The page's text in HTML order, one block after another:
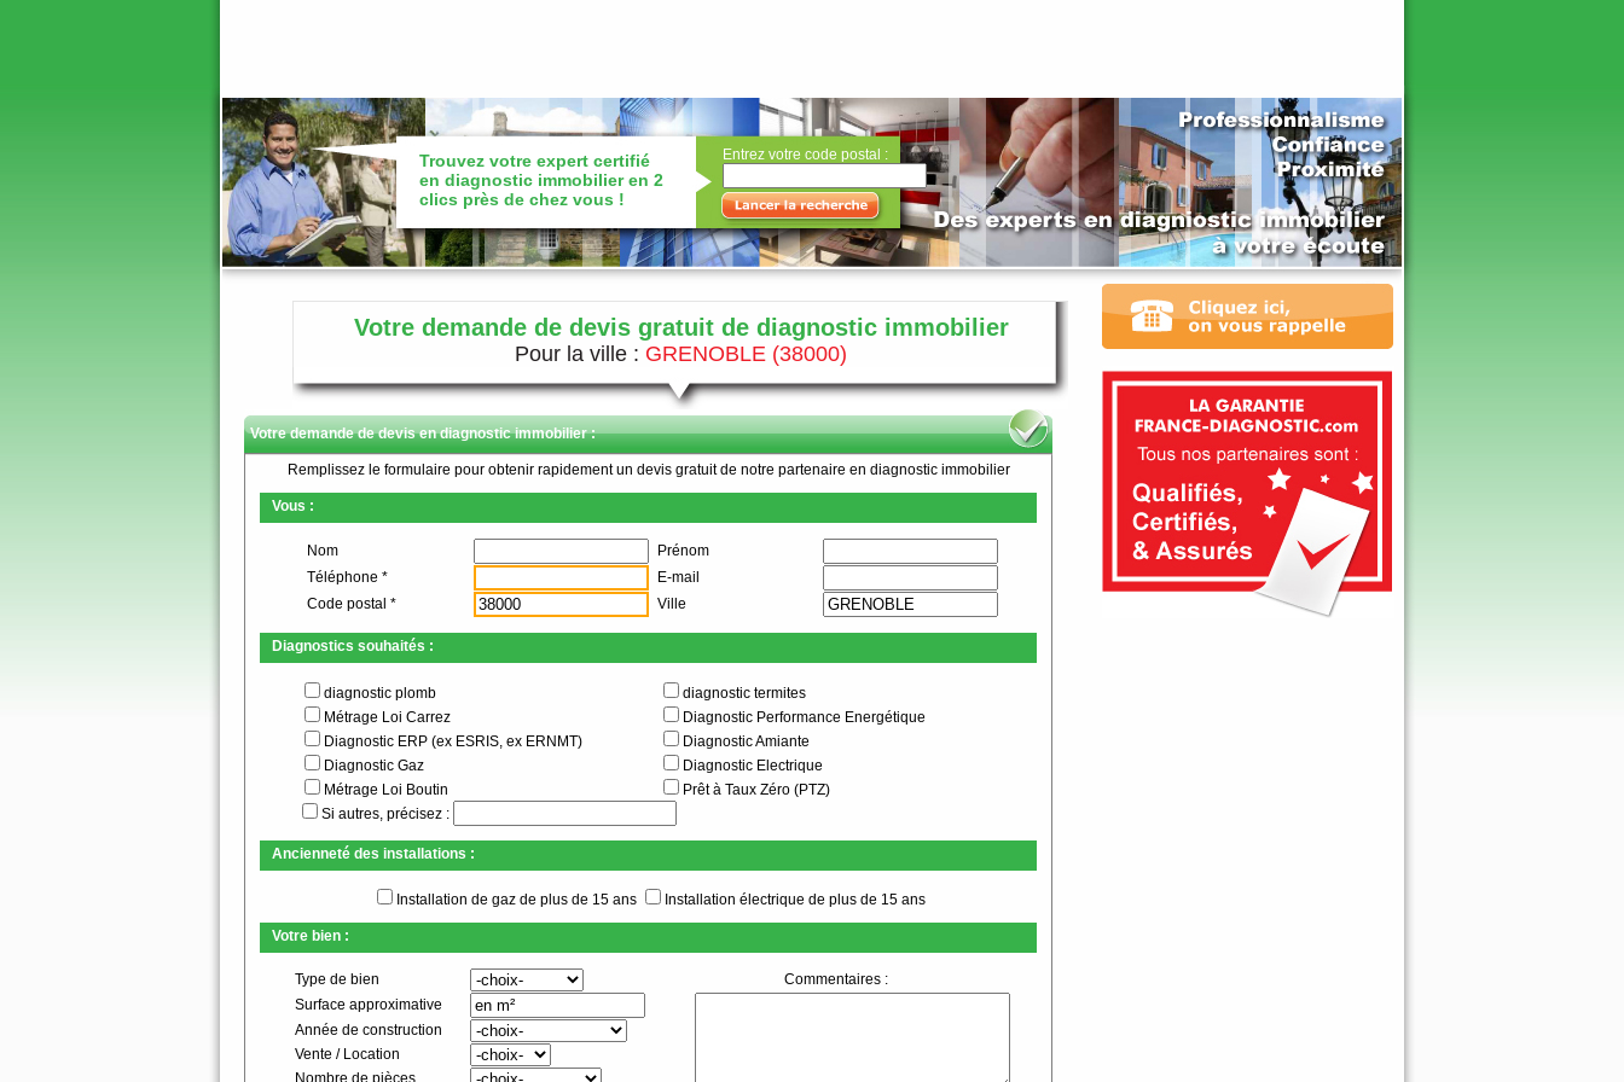
Trouvez votre expert certifié
en diagnostic immobilier en 2
clics près de chez vous !
Entrez votre code postal :
Votre demande de devis gratuit de diagnostic immobilier
Pour la ville : GRENOBLE (38000)
Votre demande de devis en diagnostic immobilier :
Remplissez le formulaire pour obtenir rapidement un devis gratuit de notre partenaire en diagnostic immobilier
Vous :
Nom
Prénom
Téléphone *
E-mail
Code postal *
Ville
Diagnostics souhaités :
diagnostic plomb
diagnostic termites
Métrage Loi Carrez
Diagnostic Performance Energétique
Diagnostic ERP (ex ESRIS, ex ERNMT)
Diagnostic Amiante
Diagnostic Gaz
Diagnostic Electrique
Métrage Loi Boutin
Prêt à Taux Zéro (PTZ)
Si autres, précisez :
Ancienneté des installations :
Installation de gaz de plus de 15 ans Installation électrique de plus de 15 ans
Votre bien :
Type de bien
Commentaires :
Surface approximative
Année de construction
Vente / Location
Nombre de pièces